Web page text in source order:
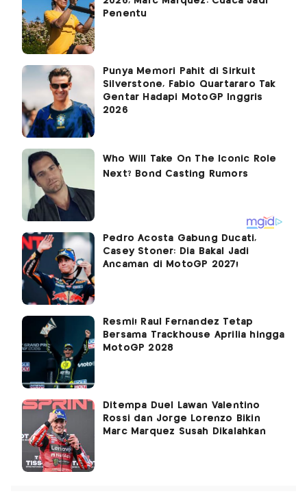
Penentu
Punya Memori Pahit di Sirkuit
Silverstone, Fabio Quartararo Tak
Gentar Hadapi MotoGP Inggris
2026
Pedro Acosta Gabung Ducati,
Casey Stoner: Dia Bakal Jadi
Ancaman di MotoGP 2027!
Resmi! Raul Fernandez Tetap
Bersama Trackhouse Aprilia hingga
MotoGP 2028
Ditempa Duel Lawan Valentino
Rossi dan Jorge Lorenzo Bikin
Marc Marquez Susah Dikalahkan